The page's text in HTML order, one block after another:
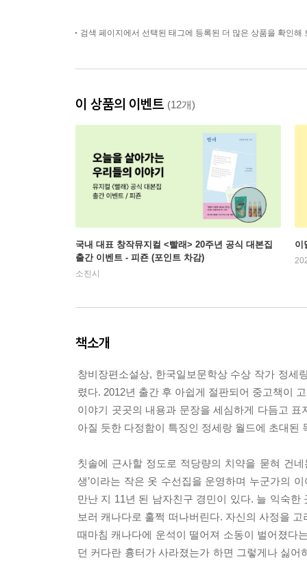
검색 페이지에서 선택된 태그에 등록된 더 많은 상품을 확인해
이 상품의 이벤트 (12개)
국내 대표 창작뮤지컬 <빨래> 20주년 공식 대본집
출간 이벤트 - 피죤 (포인트 차감)
소진시
이
책소개
창비장편소설상, 한국일보문학상 수상 작가 정세
렸다. 2012년 출간 후 아쉽게 절판되어 중고책이
이야기 곳곳의 내용과 문장을 세심하게 다듬고
아질 듯한 다정함이 특징인 정세랑 월드에 초대
칫솔에 근사할 정도로 적당량의 치약을 묻혀 건
생’이라는 작은 옷 수선집을 운영하며 누군가의
만난 지 11년 된 남자친구 경민이 있다. 늘 익숙
보러 캐나다로 훌쩍 떠나버린다. 자신의 사정을
때마침 캐나다에 운석이 떨어져 소동이 벌어졌다
던 커다란 흉터가 사라졌는가 하면 그렇게나 싫